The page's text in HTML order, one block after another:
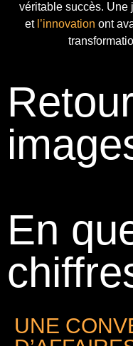
véritable succès. Une
et l’innovation ont
En
UNE